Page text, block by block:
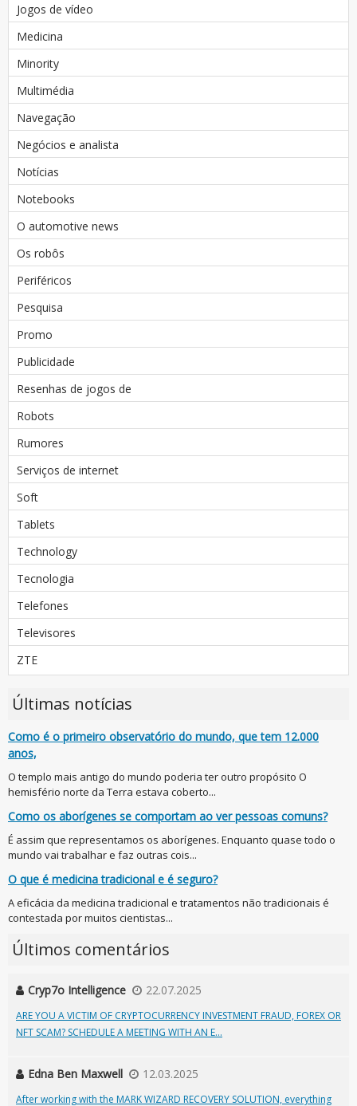
Jogos de vídeo
Medicina
Minority
Multimédia
Navegação
Negócios e analista
Notícias
Notebooks
O automotive news
Os robôs
Periféricos
Pesquisa
Promo
Publicidade
Resenhas de jogos de
Robots
Rumores
Serviços de internet
Soft
Tablets
Technology
Tecnologia
Telefones
Televisores
ZTE
Últimas notícias
Como é o primeiro observatório do mundo, que tem 12.000
anos,
O templo mais antigo do mundo poderia ter outro propósito O
hemisfério norte da Terra estava coberto...
Como os aborígenes se comportam ao ver pessoas comuns?
É assim que representamos os aborígenes. Enquanto quase todo o
mundo vai trabalhar e faz outras cois...
O que é medicina tradicional e é seguro?
A eficácia da medicina tradicional e tratamentos não tradicionais é
contestada por muitos cientistas...
Últimos comentários
Cryp7o Intelligence 22.07.2025
ARE YOU A VICTIM OF CRYPTOCURRENCY INVESTMENT FRAUD, FOREX OR
NFT SCAM? SCHEDULE A MEETING WITH AN E...
Edna Ben Maxwell 12.03.2025
After working with the MARK WIZARD RECOVERY SOLUTION, everything